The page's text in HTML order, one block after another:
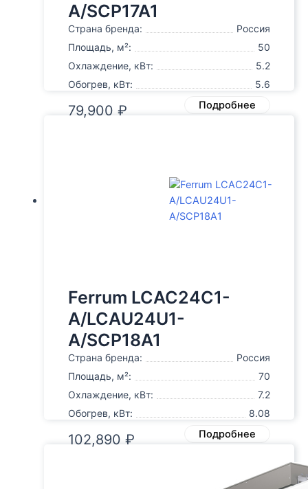
A/SCP17A1
Страна бренда:
Россия
Площадь, м²:
50
Охлаждение, кВт:
5.2
Обогрев, кВт:
5.6
79,900 ₽ Подробнее
Ferrum LCAC24C1-
A/LCAU24U1-
A/SCP18A1
Страна бренда:
Россия
Площадь, м²:
70
Охлаждение, кВт:
7.2
Обогрев, кВт:
8.08
102,890 ₽ Подробнее